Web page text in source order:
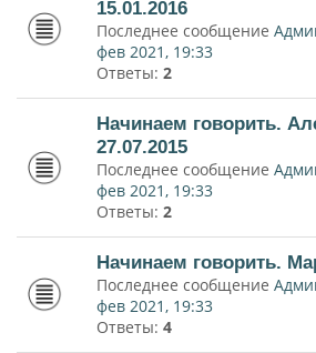
15.01.2016
Последнее сообщение
фев 2021, 19:33
Ответы: 2
Начинаем говорить.
27.07.2015
Последнее сообщение
фев 2021, 19:33
Ответы: 2
Начинаем говорить.
Последнее сообщение
фев 2021, 19:33
Ответы: 4